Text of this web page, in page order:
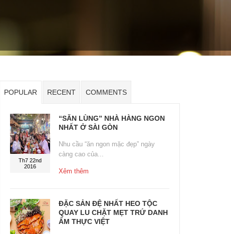
POPULAR RECENT COMMENTS
Th7 22nd
2016
“SĂN LÙNG” NHÀ HÀNG NGON
NHẤT Ở SÀI GÒN
Nhu cầu “ăn ngon mặc đẹp” ngày
càng cao của...
Xêm thêm
ĐẶC SẢN ĐỆ NHẤT HEO TỘC
QUAY LU CHẶT MẸT TRỨ DANH
ẨM THỰC VIỆT